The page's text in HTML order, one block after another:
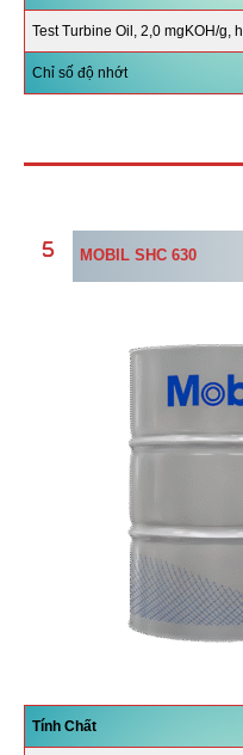
Test Turbine Oil, 2,0 mgKOH/g, h
Chỉ số độ nhớt
MOBIL SHC 630
Tính Chất